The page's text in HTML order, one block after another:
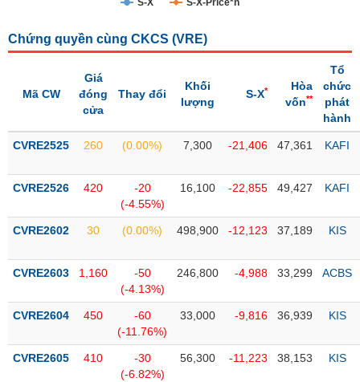
thái
thị
Niêm
Niêm
mới
yết
bổ
Hủy
S-X S-X-Price*n
Chứng quyền cùng CKCS (VRE)
Mã CW
Giá
đóng
cửa
Thay đổi
Khối
lượng
S-X*
Hòa
vốn**
Tổ
chức
phát
hành
CVRE2525 260 (0.00%) 7,300 -21,406 47,361 KAFI
CVRE2526 420
-20
(-4.55%)
16,100 -22,855 49,427 KAFI
CVRE2602 30 (0.00%) 498,900 -12,123 37,189 KIS
CVRE2603 1,160
-50
(-4.13%)
246,800 -4,988 33,299 ACBS
CVRE2604 450
-60
(-11.76%)
33,000 -9,816 36,939 KIS
CVRE2605 410
-30
(-6.82%)
56,300 -11,223 38,153 KIS
NGÀNH
NGHIỆP
PHIẾU
PHÁI
TRÁI
PHIẾU